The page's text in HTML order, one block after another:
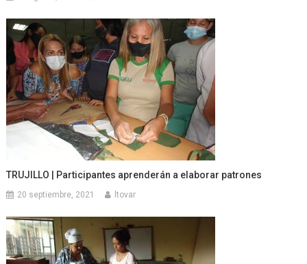
TRUJILLO | Participantes aprenderán a elaborar patrones
20 septiembre, 2021 ltovar